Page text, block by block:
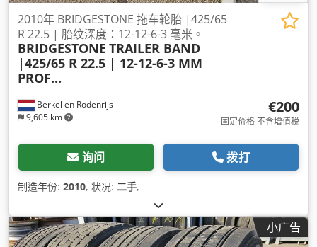
Berkel en Rodenrijs
9,605 km
2010年 BRIDGESTONE 拖车轮胎 |425/65
R 22.5 | 胎纹深度：12-12-6-3 毫米。
BRIDGESTONE TRAILER BAND
|425/65 R 22.5 | 12-12-6-3 MM
PROF...
€200
固定价格 不含增值税
询问 拨打
制造年份: 2010, 状况: 二手,
小广告